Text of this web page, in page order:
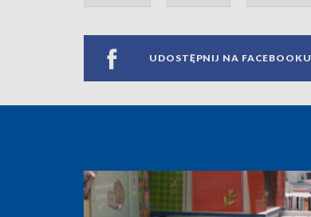
UDOSTĘPNIJ NA FACEBOOKU